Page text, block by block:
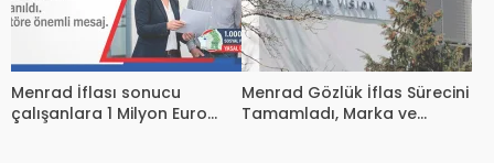
Menrad İflası sonucu
çalışanlara 1 Milyon Euro
Menrad Gözlük İflas Sürecini
Tamamladı, Marka ve